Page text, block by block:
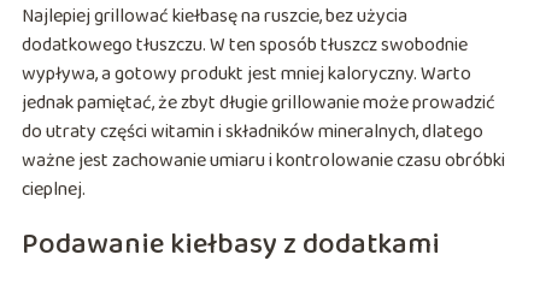
Najlepiej grillować kiełbasę na ruszcie, bez użycia
dodatkowego tłuszczu. W ten sposób tłuszcz swobodnie
wypływa, a gotowy produkt jest mniej kaloryczny. Warto
jednak pamiętać, że zbyt długie grillowanie może prowadzić
do utraty części witamin i składników mineralnych, dlatego
ważne jest zachowanie umiaru i kontrolowanie czasu obróbki
cieplnej.
Podawanie kiełbasy z dodatkami